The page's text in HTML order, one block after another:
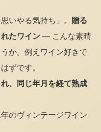
いやる気持ち」。 贈る
たワイン — こんな素晴
か。例えワイン好きで
ずです。
、同じ年月を経て熟成
のヴィンテージワイン